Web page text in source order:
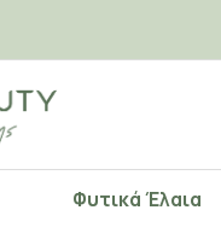
Φυτικά Έλαια